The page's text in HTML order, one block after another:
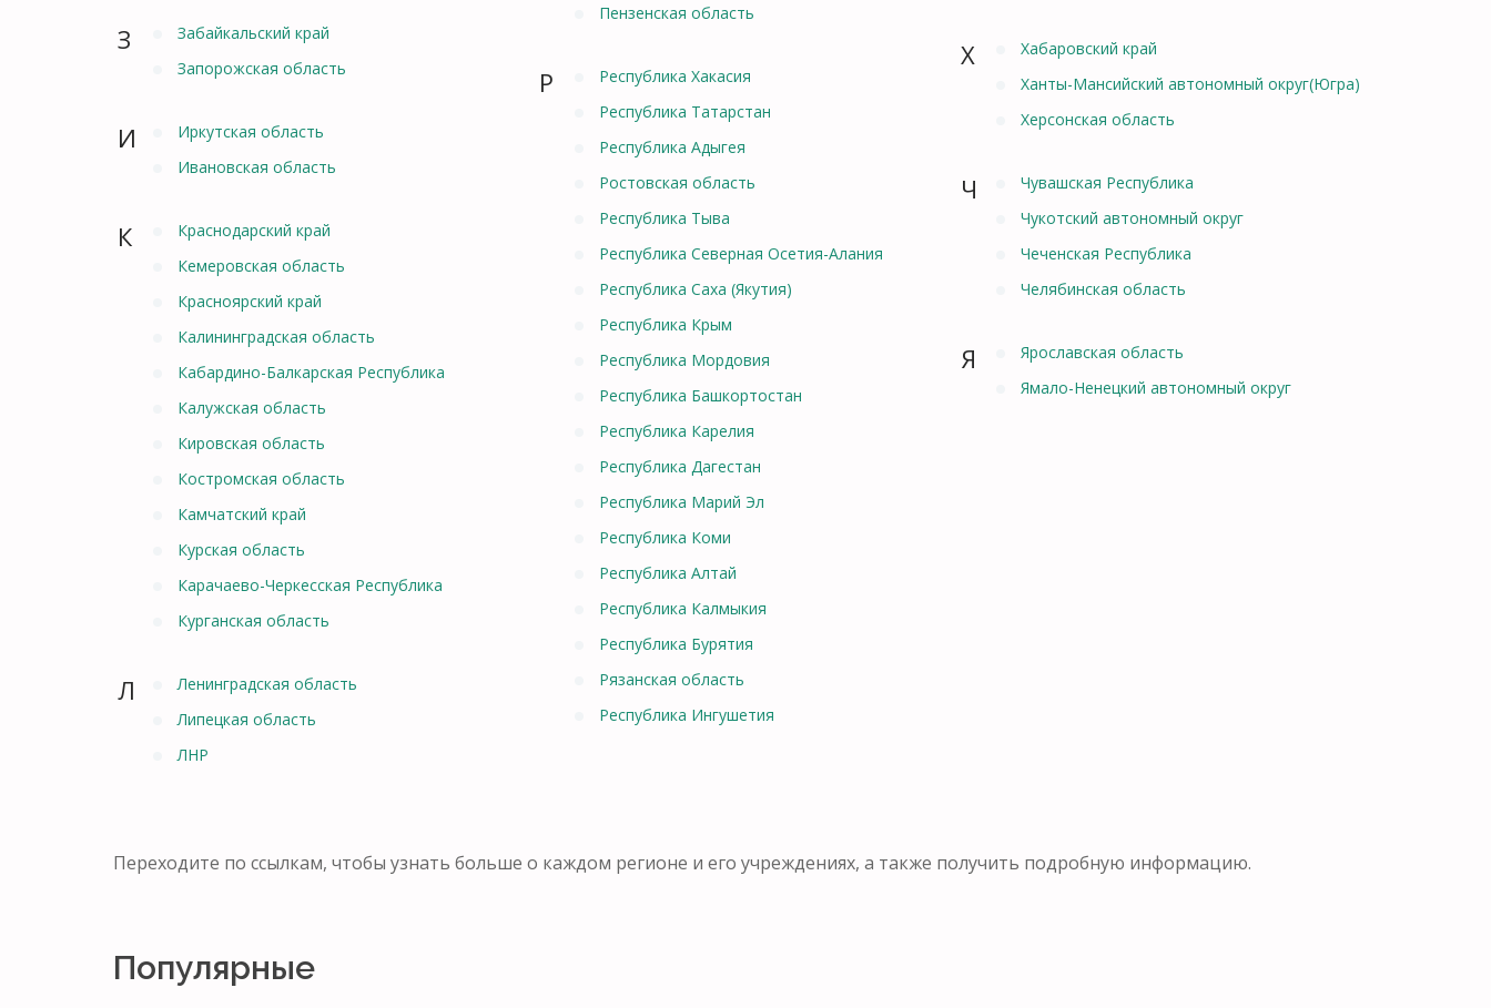
З
Забайкальский край
Запорожская область
И
Иркутская область
Ивановская область
К
Краснодарский край
Кемеровская область
Красноярский край
Калининградская область
Кабардино-Балкарская Республика
Калужская область
Кировская область
Костромская область
Камчатский край
Курская область
Карачаево-Черкесская Республика
Курганская область
Л
Ленинградская область
Липецкая область
ЛНР
Пензенская область
Р
Республика Хакасия
Республика Татарстан
Республика Адыгея
Ростовская область
Республика Тыва
Республика Северная Осетия-Алания
Республика Саха (Якутия)
Республика Крым
Республика Мордовия
Республика Башкортостан
Республика Карелия
Республика Дагестан
Республика Марий Эл
Республика Коми
Республика Алтай
Республика Калмыкия
Республика Бурятия
Рязанская область
Республика Ингушетия
Х
Хабаровский край
Ханты-Мансийский автономный округ(Югра)
Херсонская область
Ч
Чувашская Республика
Чукотский автономный округ
Чеченская Республика
Челябинская область
Я
Ярославская область
Ямало-Ненецкий автономный округ
Переходите по ссылкам, чтобы узнать больше о каждом регионе и его учреждениях, а также получить подробную информацию.
Популярные